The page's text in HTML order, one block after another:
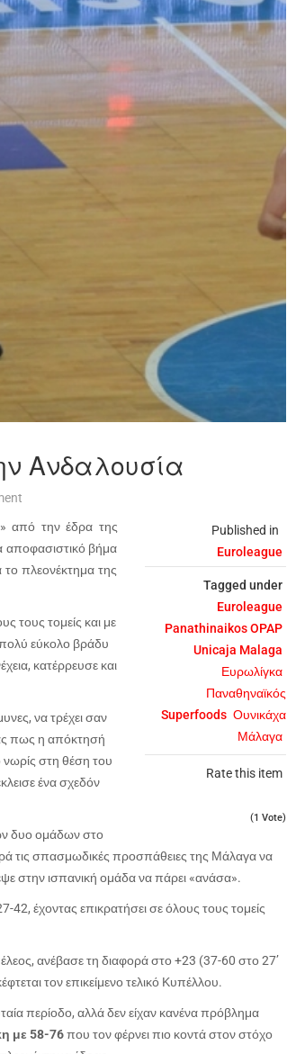
Ανδαλουσία
Published in
Euroleague
Tagged under
Euroleague
Panathinaikos OPAP
Unicaja Malaga
Ευρωλίγκα
Παναθηναϊκός
Superfoods Ουνικάχα
Μάλαγα
Rate this item
(1 Vote)
από την έδρα της
αποφασιστικό βήμα
το πλεονέκτημα της
τους τομείς και με
πολύ εύκολο βράδυ
κατέρρευσε και
να τρέχει σαν
πως η απόκτησή
νωρίς στη θέση του
ένα σχεδόν
δυο ομάδων στο
τις σπασμωδικές προσπάθειες της Μάλαγα να
στην ισπανική ομάδα να πάρει «ανάσα».
έχοντας επικρατήσει σε όλους τους τομείς
ανέβασε τη διαφορά στο +23 (37-60 στο 27’
τον επικείμενο τελικό Κυπέλλου.
περίοδο, αλλά δεν είχαν κανένα πρόβλημα
με 58-76που τον φέρνει πιο κοντά στον στόχο